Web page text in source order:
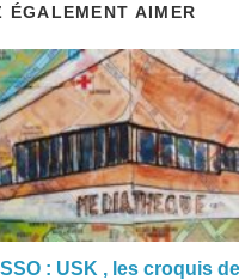
ÉGALEMENT AIMER
: USK , les croquis